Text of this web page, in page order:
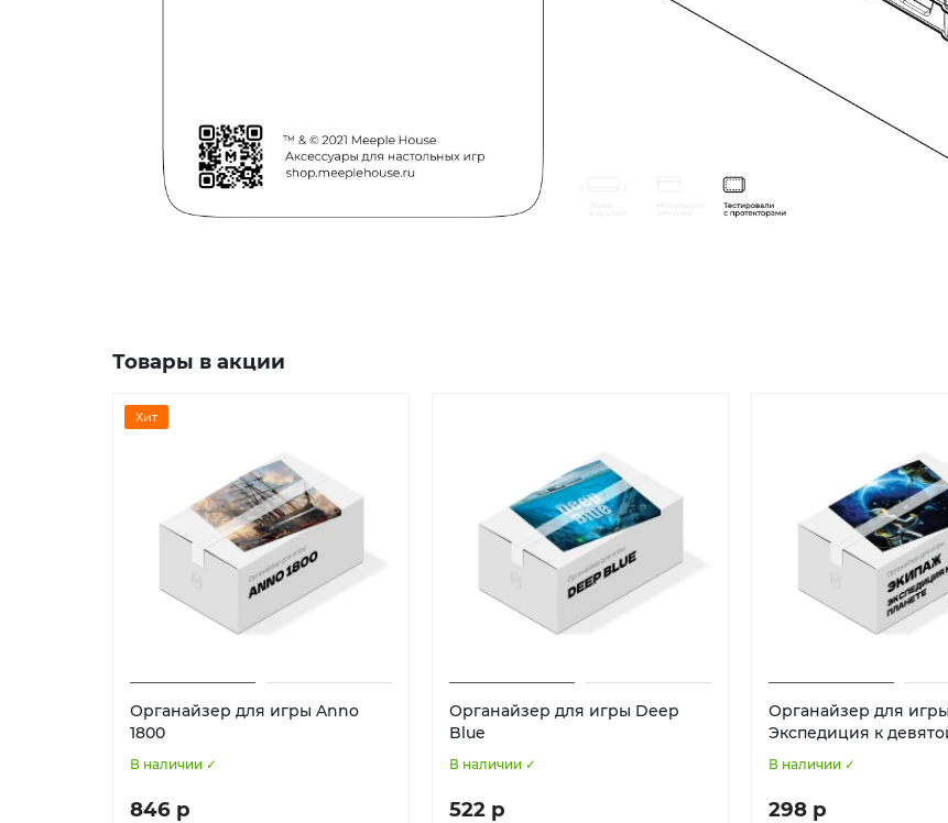
Товары в акции
Хит
Органайзер для игры Anno
1800
В наличии ✓
846 р
Органайзер для игры Deep
Blue
В наличии ✓
522 р
Органайзер для
Экспедиция к
В наличии ✓
298 р